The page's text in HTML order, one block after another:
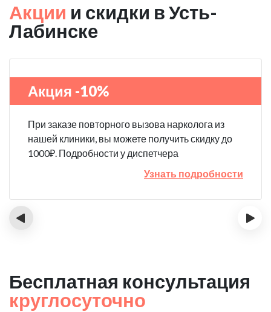
Акции и скидки в Усть-
Лабинске
Акция -10%
При заказе повторного вызова нарколога из
нашей клиники, вы можете получить скидку до
1000₽. Подробности у диспетчера
Узнать подробности
‹ ›
Бесплатная консультация
круглосуточно